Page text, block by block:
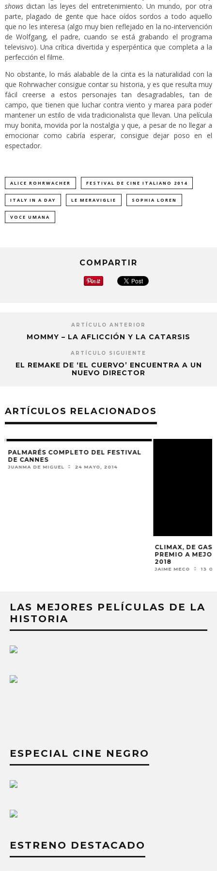
shows dictan las leyes del entretenimiento. Un mundo, por otra
parte, plagado de gente que hace oídos sordos a todo aquello
que no les interesa (algo muy bien reflejado en la no-intervención
de Wolfgang, el padre, cuando se está grabando el programa
televisivo). Una crítica divertida y esperpéntica que completa a la
perfección el filme.
No obstante, lo más alabable de la cinta es la naturalidad con la
que Rohrwacher consigue contar su historia, y es que resulta muy
fácil creerse a estos personajes tan desagradables, tan de
campo, que tienen que luchar contra viento y marea para poder
mantener un estilo de vida tradicionalista que llevan. Una película
muy bonita, movida por la nostalgia y que, a pesar de no llegar a
emocionar como cabría esperar, consigue dejar poso en el
espectador.
ALICE ROHRWACHER FESTIVAL DE CINE ITALIANO 2014
ITALY IN A DAY LE MERAVIGLIE SOPHIA LOREN
VOCE UMANA
COMPARTIR
ARTÍCULO ANTERIOR
MOMMY – LA AFLICCIÓN Y LA CATARSIS
ARTÍCULO SIGUIENTE
EL REMAKE DE ‘EL CUERVO’ ENCUENTRA A UN
NUEVO DIRECTOR
ARTÍCULOS RELACIONADOS
PALMARÉS COMPLETO DEL FESTIVAL
DE CANNES
JUANMA DE MIGUEL 24 MAYO, 2014